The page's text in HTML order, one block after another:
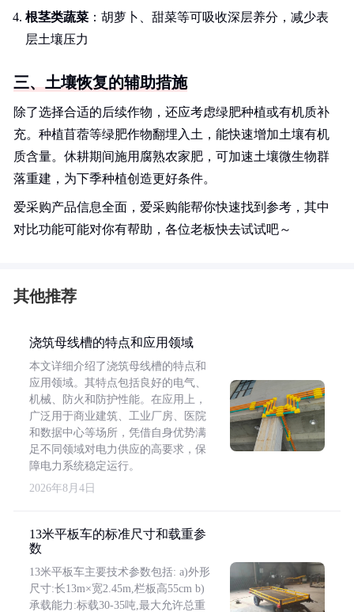
根茎类蔬菜 ：胡萝卜、甜菜等可吸收深层养分，减少表
层土壤压力
三、土壤恢复的辅助措施
除了选择合适的后续作物，还应考虑绿肥种植或有机质补
充。种植苜蓿等绿肥作物翻埋入土，能快速增加土壤有机
质含量。休耕期间施用腐熟农家肥，可加速土壤微生物群
落重建，为下季种植创造更好条件。
爱采购产品信息全面，爱采购能帮你快速找到参考，其中
对比功能可能对你有帮助，各位老板快去试试吧～
其他推荐
浇筑母线槽的特点和应用领域
本文详细介绍了浇筑母线槽的特点和
应用领域。其特点包括良好的电气、
机械、防火和防护性能。在应用上，
广泛用于商业建筑、工业厂房、医院
和数据中心等场所，凭借自身优势满
足不同领域对电力供应的高要求，保
障电力系统稳定运行。
2026年8月4日
13米平板车的标准尺寸和载重参
数
13米平板车主要技术参数包括: a)外形
尺寸:长13m×宽2.45m,栏板高55cm b)
承载能力:标载30-35吨,最大允许总重